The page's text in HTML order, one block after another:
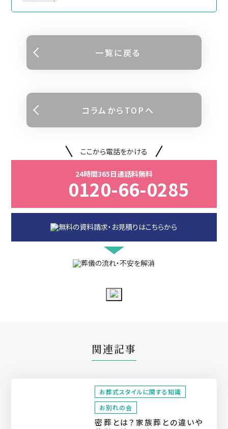
⼀覧に戻る
コラムからTOPへ
ここから電話をかける
24時間365日通話料無料
0120-66-0285
関連記事
お葬式スタイルに関する知識
お別れの会
密葬とは？家族葬との違いや